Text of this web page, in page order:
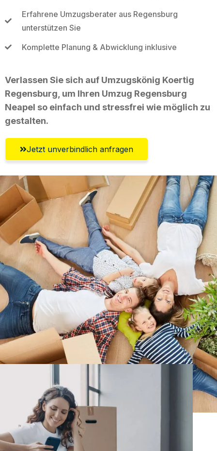
Erfahrene Umzugsberater aus Regensburg
unterstützen Sie
Komplette Planung & Abwicklung inklusive
Verlassen Sie sich auf Umzugskönig Koertig
Regensburg, um Ihren Umzug Regensburg
Neapel so einfach und stressfrei wie möglich zu
gestalten.
Jetzt unverbindlich anfragen